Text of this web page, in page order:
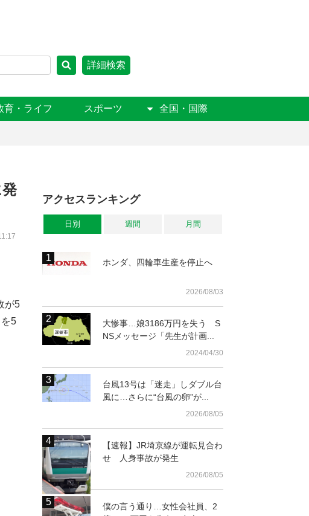
詳細検索
育・ライフ スポーツ 全国・国際
が5
5
アクセスランキング
日別 週間 月間
ホンダ、四輪車生産を停止へ
2026/08/03
大惨事…娘3186万円を失う S
NSメッセージ「先生が計画...
2024/04/30
台風13号は「迷走」しダブル台
風に…さらに“台風の卵”が...
2026/08/05
【速報】JR埼京線が運転見合わ
せ 人身事故が発生
2026/08/05
僕の言う通り…女性会社員、2